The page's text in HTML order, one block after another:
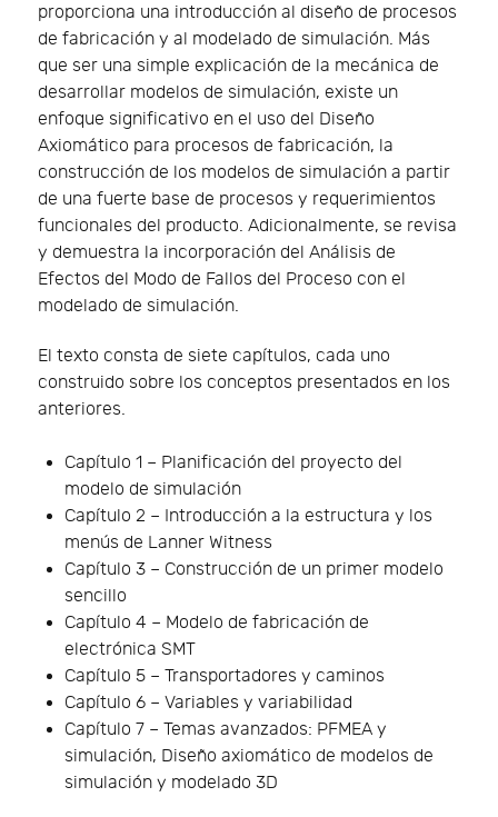
proporciona una introducción al diseño de procesos
de fabricación y al modelado de simulación. Más
que ser una simple explicación de la mecánica de
desarrollar modelos de simulación, existe un
enfoque significativo en el uso del Diseño
Axiomático para procesos de fabricación, la
construcción de los modelos de simulación a partir
de una fuerte base de procesos y requerimientos
funcionales del producto. Adicionalmente, se revisa
y demuestra la incorporación del Análisis de
Efectos del Modo de Fallos del Proceso con el
modelado de simulación.
El texto consta de siete capítulos, cada uno
construido sobre los conceptos presentados en los
anteriores.
Capítulo 1 – Planificación del proyecto del
modelo de simulación
Capítulo 2 – Introducción a la estructura y los
menús de Lanner Witness
Capítulo 3 – Construcción de un primer modelo
sencillo
Capítulo 4 – Modelo de fabricación de
electrónica SMT
Capítulo 5 – Transportadores y caminos
Capítulo 6 – Variables y variabilidad
Capítulo 7 – Temas avanzados: PFMEA y
simulación, Diseño axiomático de modelos de
simulación y modelado 3D